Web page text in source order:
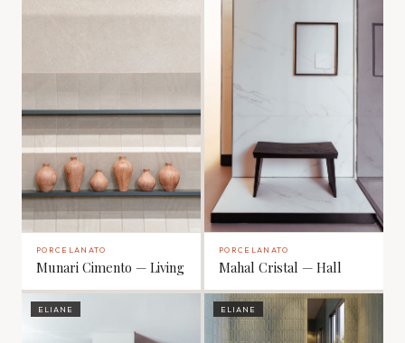
PORCELANATO
Munari Cimento — Living
PORCELANATO
Mahal Cristal — Hall
ELIANE ELIANE